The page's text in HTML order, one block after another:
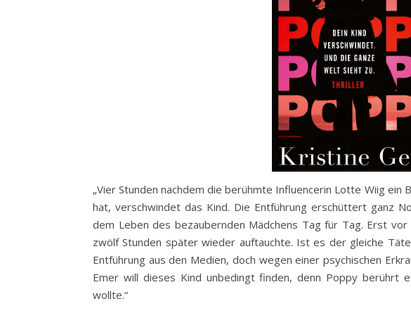
„Vier Stunden nachdem die berühmte Influencerin Lotte Wiig
hat, verschwindet das Kind. Die Entführung erschüttert ganz
dem Leben des bezaubernden Mädchens Tag für Tag. Erst
zwölf Stunden später wieder auftauchte. Ist es der gleiche
Entführung aus den Medien, doch wegen einer psychischen
Emer will dieses Kind unbedingt finden, denn Poppy berührt
wollte.“